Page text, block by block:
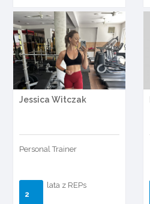
Jessica Witczak
Personal Trainer
2
lata z REPs